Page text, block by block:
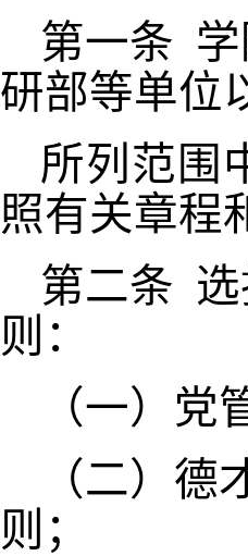
第一条
研部等单位
所列范围
照有关章程
第二条
则：
（一）党
（二）
则；